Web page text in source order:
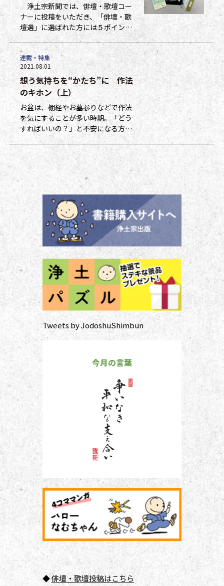
浄土宗新聞では、俳壇・歌壇コー
ナーに投稿をいただき、「俳壇・歌
壇選」に選ばれた方には５ポイン
ト、他掲載になった方には１ポイン
トを贈呈しています。ポイントは貯
まった数に応じて、浄土宗新聞オリ
ジナルグッズなどの景品と交換でき
ます（交換・発送は下記一覧表通知
のタイミングになります）。 ポイ
ント保有者の方には、半年に一度、
ポイント数とともに記念品一覧表を
送付いたし
想う気持ちを“かたち”に 作法
のキホン（上）
お盆は、棚経やお墓参りなどで作法
を気にすることが多い時期。「どう
すればいいの？」と不安になる方も
多いのではないでしょうか。作法ば
かり気にしていては、ご先祖さまや
ご本尊さまとしっかりと向き合えま
せん。今号から２回にわたって紹介
する浄土宗の作法の基本をおさえ、
大切な方と向き合い、よりよい時間
を過ごしましょう。 袈裟のつけ方
お参りや法要の時に、ぜひ身に着け
ていた
連載・特集
2021.08.01
Tweets by JodoshuShimbun
今月の言葉
◆俳壇 ・歌壇投稿はこちら